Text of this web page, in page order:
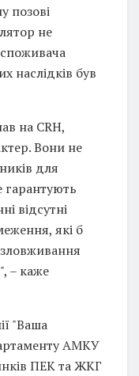
позові
не
наслідків був
на CRH,
Вони не
для
гарантують
відсутні
які б
– каже
"Ваша
АМКУ
ПЕК та ЖКГ